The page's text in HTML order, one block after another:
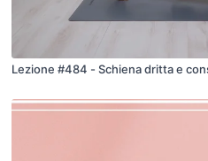
Lezione #484 - Schiena dritta e